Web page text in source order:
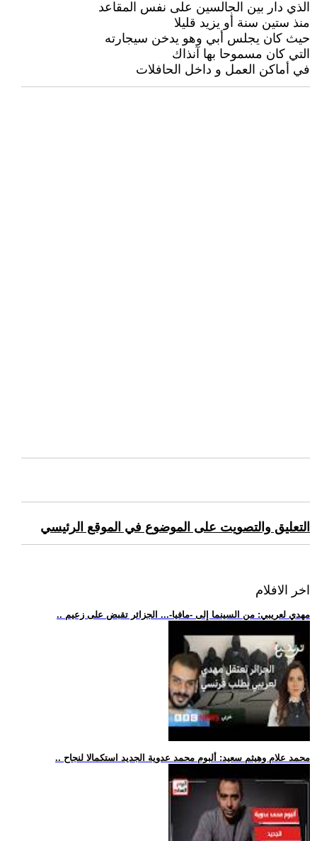
الذي دار بين الجالسين على نفس المقاعد
منذ ستين سنة أو يزيد قليلا
حيث كان يجلس أبي وهو يدخن سيجارته
التي كان مسموحا بها آنذاك
في أماكن العمل و داخل الحافلات
التعليق والتصويت على الموضوع في الموقع الرئيسي
اخر الافلام
.. مهدي لعريبي: من السينما إلى -مافيا-... الجزائر تقبض على زعيم
.. محمد علام وهيثم سعيد: ألبوم محمد عدوية الجديد استكمالا لنجاح